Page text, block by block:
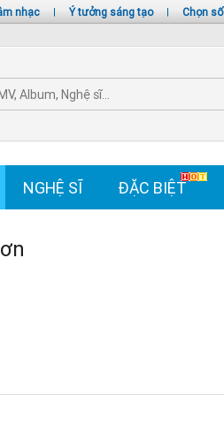
nhạc | Ý tưởng sáng tạo | Chọn số
NGHỆ SĨ ĐẶC BIỆT